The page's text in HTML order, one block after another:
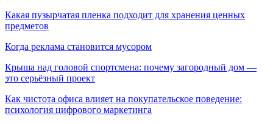
Какая пузырчатая пленка подходит для хранения ценных
предметов
Когда реклама становится мусором
Крыша над головой спортсмена: почему загородный дом —
это серьёзный проект
Как чистота офиса влияет на покупательское поведение:
психология цифрового маркетинга